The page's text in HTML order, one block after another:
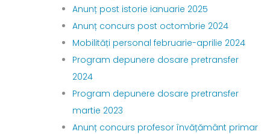
Anunț post istorie ianuarie 2025
Anunț concurs post octombrie 2024
Mobilități personal februarie-aprilie 2024
Program depunere dosare pretransfer
2024
Program depunere dosare pretransfer
martie 2023
Anunț concurs profesor învățământ primar